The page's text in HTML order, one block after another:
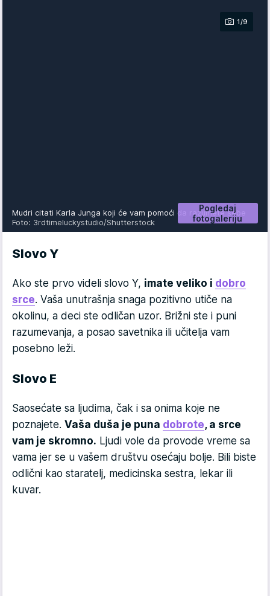
1/9
Pogledaj
fotogaleriju
Mudri citati Karla Junga koji će vam pomoći da razumete sebe
Foto: 3rdtimeluckystudio/Shutterstock
Slovo Y
Ako ste prvo videli slovo Y, imate veliko i dobro
srce. Vaša unutrašnja snaga pozitivno utiče na
okolinu, a deci ste odličan uzor. Brižni ste i puni
razumevanja, a posao savetnika ili učitelja vam
posebno leži.
Slovo E
Saosećate sa ljudima, čak i sa onima koje ne
poznajete. Vaša duša je puna dobrote, a srce
vam je skromno. Ljudi vole da provode vreme sa
vama jer se u vašem društvu osećaju bolje. Bili biste
odlični kao staratelj, medicinska sestra, lekar ili
kuvar.